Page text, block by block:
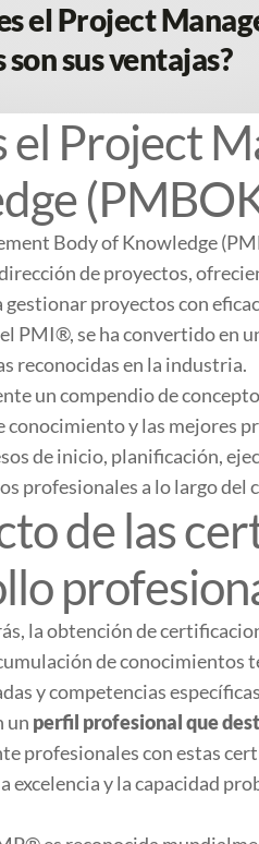
el Project
son sus ventajas?
el Project
Body of Knowledge
de proyectos,
proyectos con
PMI®, se ha convertido en
reconocidas en la industria.
un compendio de
conocimiento y las mejores
de inicio, planificación,
profesionales a lo largo del
de las
la obtención de
de conocimientos
y competencias
un perfil profesional que
profesionales con estas
excelencia y la capacidad